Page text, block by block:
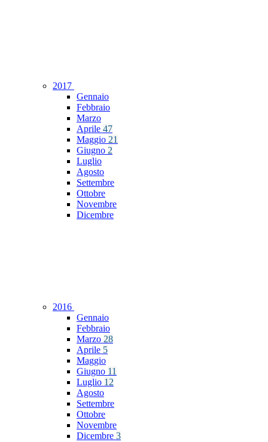
2017
Gennaio
Febbraio
Marzo
Aprile 47
Maggio 21
Giugno 2
Luglio
Agosto
Settembre
Ottobre
Novembre
Dicembre
2016
Gennaio
Febbraio
Marzo 28
Aprile 5
Maggio
Giugno 11
Luglio 12
Agosto
Settembre
Ottobre
Novembre
Dicembre 3